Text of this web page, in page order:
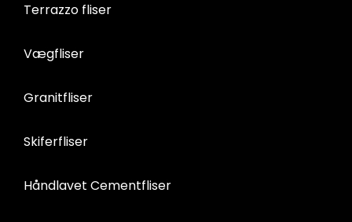
Terrazzo fliser
Vægfliser
Granitfliser
Skiferfliser
Håndlavet Cementfliser